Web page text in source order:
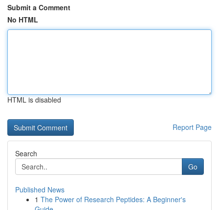
Submit a Comment
No HTML
HTML is disabled
Report Page
Search
Go
Published News
1 The Power of Research Peptides: A Beginner's